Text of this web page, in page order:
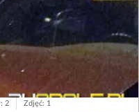
2 Zdjęć: 1